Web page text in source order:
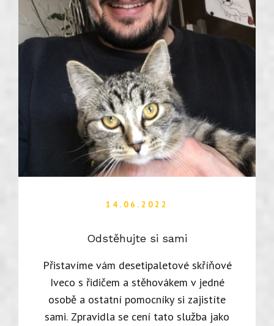
14.06.2022
Odstěhujte si sami
Přistavíme vám desetipaletové skříňové
Iveco s řidičem a stěhovákem v jedné
osobě a ostatní pomocníky si zajistíte
sami. Zpravidla se cení tato služba jako